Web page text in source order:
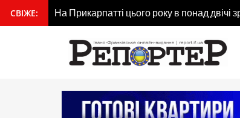
вмісту
СВІЖЕ: На Прикарпатті цього року в понад двічі